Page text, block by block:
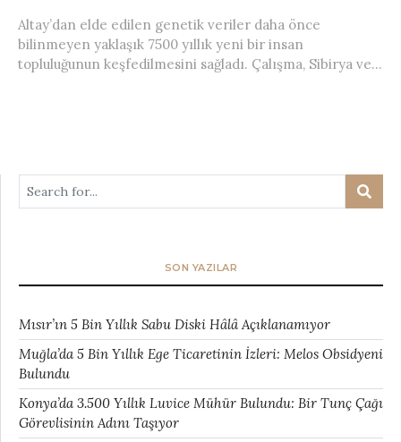
Altay’dan elde edilen genetik veriler daha önce
bilinmeyen yaklaşık 7500 yıllık yeni bir insan
topluluğunun keşfedilmesini sağladı. Çalışma, Sibirya ve...
SON YAZILAR
Mısır’ın 5 Bin Yıllık Sabu Diski Hâlâ Açıklanamıyor
Muğla’da 5 Bin Yıllık Ege Ticaretinin İzleri: Melos Obsidyeni
Bulundu
Konya’da 3.500 Yıllık Luvice Mühür Bulundu: Bir Tunç Çağı
Görevlisinin Adını Taşıyor